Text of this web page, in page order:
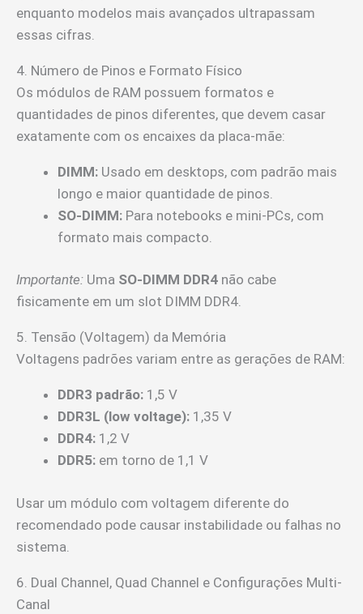
enquanto modelos mais avançados ultrapassam
essas cifras.
4. Número de Pinos e Formato Físico
Os módulos de RAM possuem formatos e
quantidades de pinos diferentes, que devem casar
exatamente com os encaixes da placa-mãe:
DIMM: Usado em desktops, com padrão mais
longo e maior quantidade de pinos.
SO-DIMM: Para notebooks e mini-PCs, com
formato mais compacto.
Importante: Uma SO-DIMM DDR4 não cabe
fisicamente em um slot DIMM DDR4.
5. Tensão (Voltagem) da Memória
Voltagens padrões variam entre as gerações de RAM:
DDR3 padrão: 1,5 V
DDR3L (low voltage): 1,35 V
DDR4: 1,2 V
DDR5: em torno de 1,1 V
Usar um módulo com voltagem diferente do
recomendado pode causar instabilidade ou falhas no
sistema.
6. Dual Channel, Quad Channel e Configurações Multi-
Canal